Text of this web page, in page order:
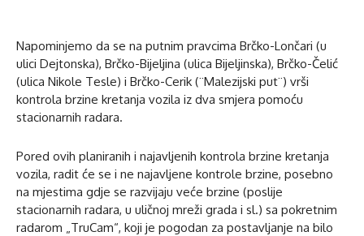
Napominjemo da se na putnim pravcima Brčko-Lončari (u
ulici Dejtonska), Brčko-Bijeljina (ulica Bijeljinska), Brčko-Čelić
(ulica Nikole Tesle) i Brčko-Cerik (¨Malezijski put¨) vrši
kontrola brzine kretanja vozila iz dva smjera pomoću
stacionarnih radara.
Pored ovih planiranih i najavljenih kontrola brzine kretanja
vozila, radit će se i ne najavljene kontrole brzine, posebno
na mjestima gdje se razvijaju veće brzine (poslije
stacionarnih radara, u uličnoj mreži grada i sl.) sa pokretnim
radarom „TruCam“, koji je pogodan za postavljanje na bilo